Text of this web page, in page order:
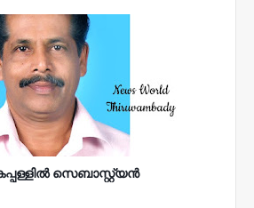
സെബാസ്റ്റ്യൻ